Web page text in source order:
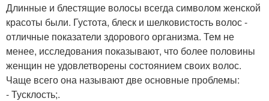
Длинные и блестящие волосы всегда символом женской
красоты были. Густота, блеск и шелковистость волос -
отличные показатели здорового организма. Тем не
менее, исследования показывают, что более половины
женщин не удовлетворены состоянием своих волос.
Чаще всего она называют две основные проблемы:
- Тусклость;.